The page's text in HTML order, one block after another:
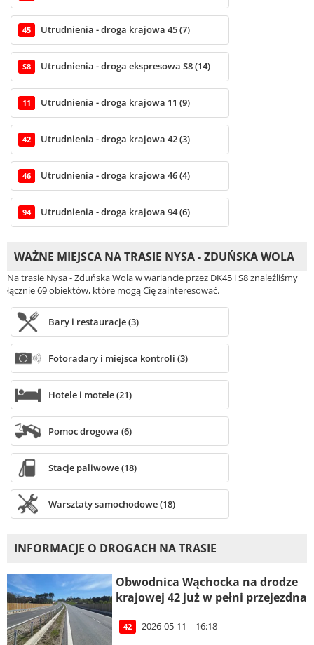
45 Utrudnienia - droga krajowa 45 (7)
S8 Utrudnienia - droga ekspresowa S8 (14)
11 Utrudnienia - droga krajowa 11 (9)
42 Utrudnienia - droga krajowa 42 (3)
46 Utrudnienia - droga krajowa 46 (4)
94 Utrudnienia - droga krajowa 94 (6)
WAŻNE MIEJSCA NA TRASIE NYSA - ZDUŃSKA WOLA
Na trasie Nysa - Zduńska Wola w wariancie przez DK45 i S8 znaleźliśmy
łącznie 69 obiektów, które mogą Cię zainteresować.
Bary i restauracje (3)
Fotoradary i miejsca kontroli (3)
Hotele i motele (21)
Pomoc drogowa (6)
Stacje paliwowe (18)
Warsztaty samochodowe (18)
INFORMACJE O DROGACH NA TRASIE
Obwodnica Wąchocka na drodze
krajowej 42 już w pełni przejezdna
42 2026-05-11 | 16:18